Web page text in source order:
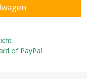
of PayPal